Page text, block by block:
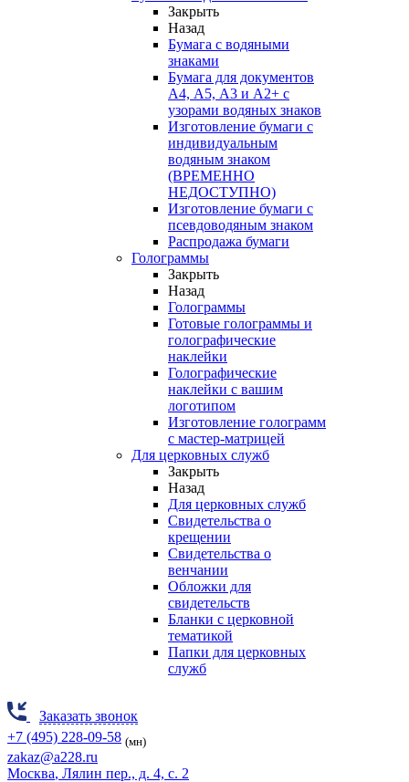
Закрыть
Назад
Бумага с водяными
знаками
Бумага для документов
А4, А5, А3 и А2+ с
узорами водяных знаков
Изготовление бумаги с
индивидуальным
водяным знаком
(ВРЕМЕННО
НЕДОСТУПНО)
Изготовление бумаги с
псевдоводяным знаком
Распродажа бумаги
Голограммы
Закрыть
Назад
Голограммы
Готовые голограммы и
голографические
наклейки
Голографические
наклейки с вашим
логотипом
Изготовление голограмм
с мастер-матрицей
Для церковных служб
Закрыть
Назад
Для церковных служб
Свидетельства о
крещении
Свидетельства о
венчании
Обложки для
свидетельств
Бланки с церковной
тематикой
Папки для церковных
служб
Заказать звонок
+7 (495) 228-09-58 (мн)
zakaz@a228.ru
Москва, Лялин пер., д. 4, с. 2